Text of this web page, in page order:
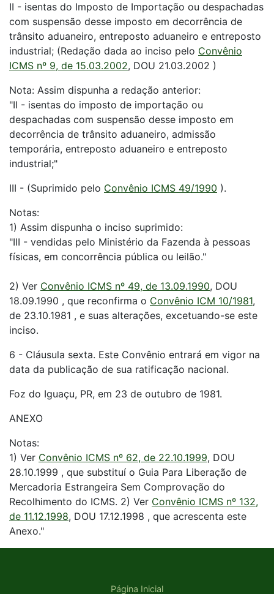
II - isentas do Imposto de Importação ou despachadas
com suspensão desse imposto em decorrência de
trânsito aduaneiro, entreposto aduaneiro e entreposto
industrial; (Redação dada ao inciso pelo Convênio
ICMS nº 9, de 15.03.2002, DOU 21.03.2002 )
Nota: Assim dispunha a redação anterior:
"II - isentas do imposto de importação ou
despachadas com suspensão desse imposto em
decorrência de trânsito aduaneiro, admissão
temporária, entreposto aduaneiro e entreposto
industrial;"
III - (Suprimido pelo Convênio ICMS 49/1990 ).
Notas:
1) Assim dispunha o inciso suprimido:
"III - vendidas pelo Ministério da Fazenda à pessoas
físicas, em concorrência pública ou leilão."
2) Ver Convênio ICMS nº 49, de 13.09.1990, DOU
18.09.1990 , que reconfirma o Convênio ICM 10/1981,
de 23.10.1981 , e suas alterações, excetuando-se este
inciso.
6 - Cláusula sexta. Este Convênio entrará em vigor na
data da publicação de sua ratificação nacional.
Foz do Iguaçu, PR, em 23 de outubro de 1981.
ANEXO
Notas:
1) Ver Convênio ICMS nº 62, de 22.10.1999, DOU
28.10.1999 , que substituí o Guia Para Liberação de
Mercadoria Estrangeira Sem Comprovação do
Recolhimento do ICMS. 2) Ver Convênio ICMS nº 132,
de 11.12.1998, DOU 17.12.1998 , que acrescenta este
Anexo."
Página Inicial